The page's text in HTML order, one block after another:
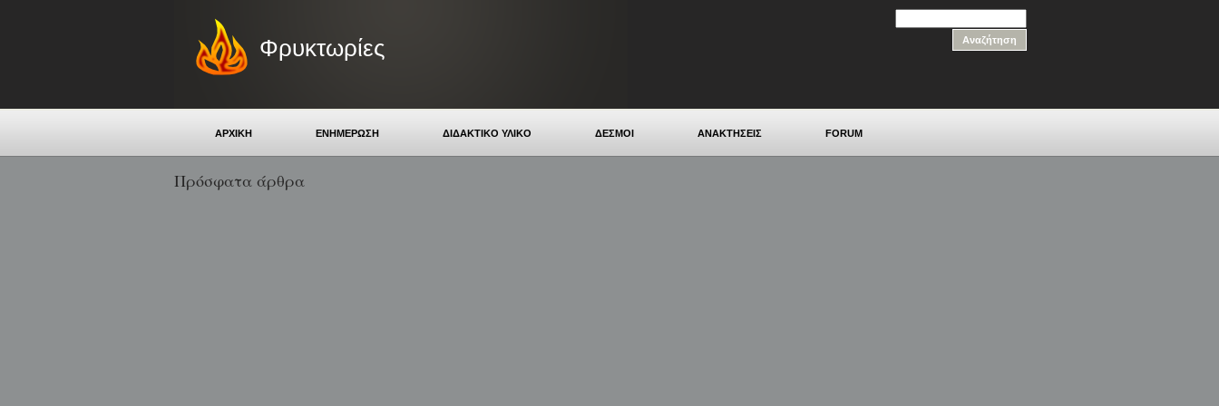
Φρυκτωρίες
ΑΡΧΙΚΗ ΕΝΗΜΕΡΩΣΗ ΔΙΔΑΚΤΙΚΟ ΥΛΙΚΟ ΔΕΣΜΟΙ ΑΝΑΚΤΗΣΕΙΣ FORUM
Πρόσφατα άρθρα